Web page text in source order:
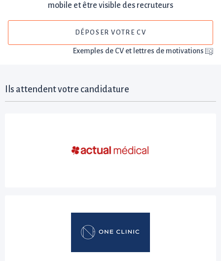
mobile et être visible des recruteurs
DÉPOSER VOTRE CV
Exemples de CV et lettres de motivations
Ils attendent votre candidature